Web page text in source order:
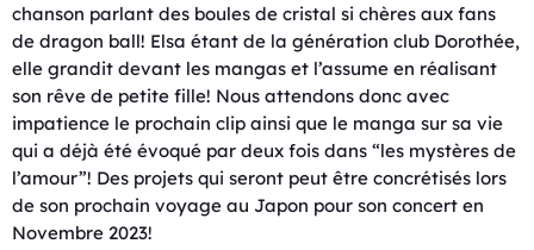
chanson parlant des boules de cristal si chères aux fans
de dragon ball! Elsa étant de la génération club Dorothée,
elle grandit devant les mangas et l’assume en réalisant
son rêve de petite fille! Nous attendons donc avec
impatience le prochain clip ainsi que le manga sur sa vie
qui a déjà été évoqué par deux fois dans “les mystères de
l’amour”! Des projets qui seront peut être concrétisés lors
de son prochain voyage au Japon pour son concert en
Novembre 2023!